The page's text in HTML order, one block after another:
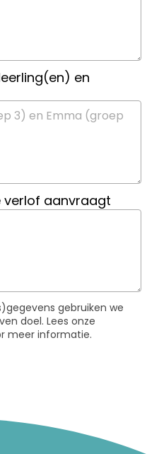
en
aanvraagt
gebruiken we
doel. Lees onze
meer informatie.